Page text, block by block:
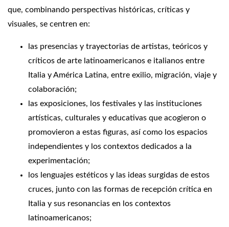
que, combinando perspectivas históricas, críticas y
visuales, se centren en:
las presencias y trayectorias de artistas, teóricos y
críticos de arte latinoamericanos e italianos entre
Italia y América Latina, entre exilio, migración, viaje y
colaboración;
las exposiciones, los festivales y las instituciones
artísticas, culturales y educativas que acogieron o
promovieron a estas figuras, así como los espacios
independientes y los contextos dedicados a la
experimentación;
los lenguajes estéticos y las ideas surgidas de estos
cruces, junto con las formas de recepción crítica en
Italia y sus resonancias en los contextos
latinoamericanos;